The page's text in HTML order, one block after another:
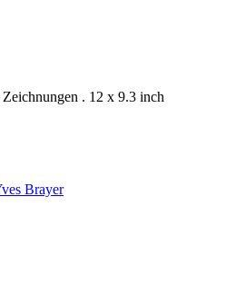
Zeichnungen . 12 x 9.3 inch